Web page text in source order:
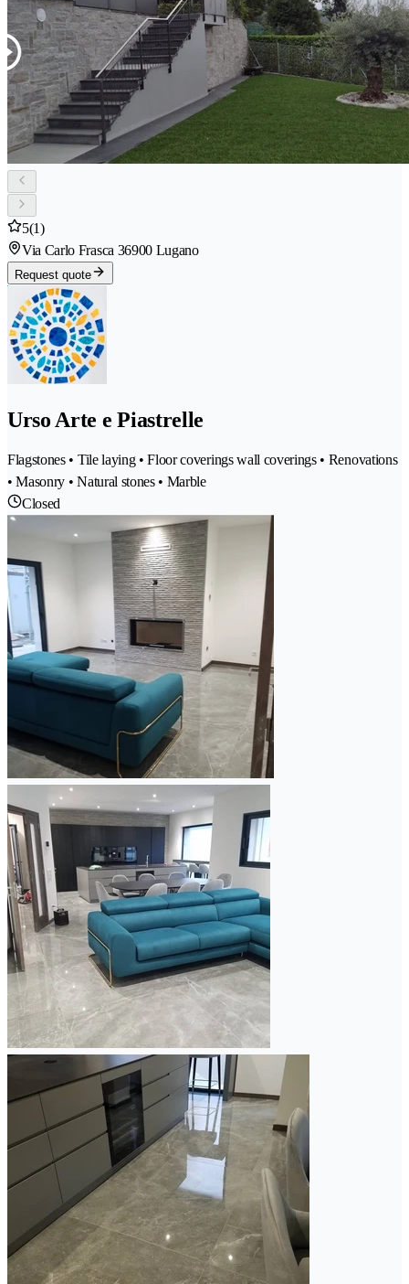
5(1)
Via Carlo Frasca 36900 Lugano
Request quote
Urso Arte e Piastrelle
Flagstones • Tile laying • Floor coverings wall coverings • Renovations
• Masonry • Natural stones • Marble
Closed